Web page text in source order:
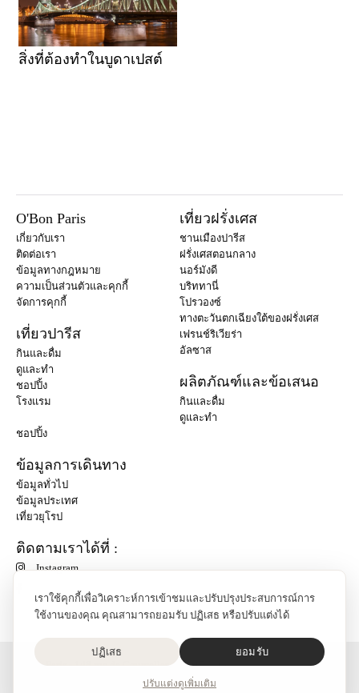
เราใช้คุกกี้เพื่อวิเคราะห์การเข้าชมและปรับปรุงประสบการณ์การ
ใช้งานของคุณ คุณสามารถยอมรับ ปฏิเสธ หรือปรับแต่งได้
ปฏิเสธ ยอมรับ
ปรับแต่งดูเพิ่มเติม
สิ่งที่ต้องทำในบูดาเปสต์
O'Bon Paris
เกี่ยวกับเรา
ติดต่อเรา
ข้อมูลทางกฎหมาย
ความเป็นส่วนตัวและคุกกี้
จัดการคุกกี้
เที่ยวปารีส
กินและดื่ม
ดูและทำ
ชอปปิ้ง
โรงแรม
เที่ยวฝรั่งเศส
ชานเมืองปารีส
ฝรั่งเศสตอนกลาง
นอร์มังดี
บริททานี่
โปรวองซ์
ทางตะวันตกเฉียงใต้ของฝรั่งเศส
เฟรนช์ริเวียร่า
อัลซาส
ผลิตภัณฑ์และข้อเสนอ
กินและดื่ม
ดูและทำ
ชอปปิ้ง
ข้อมูลการเดินทาง
ข้อมูลทั่วไป
ข้อมูลประเทศ
เที่ยวยุโรป
ติดตามเราได้ที่ :
Instagram
O'Bon Paris - 148 rue de Courcelles - 75017 Paris